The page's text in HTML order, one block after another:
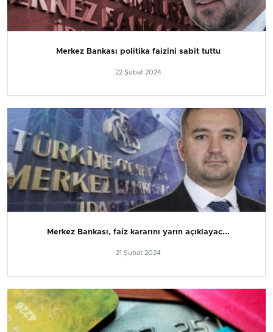
Merkez Bankası politika faizini sabit tuttu
22 Şubat 2024
Merkez Bankası, faiz kararını yarın açıklayac...
21 Şubat 2024